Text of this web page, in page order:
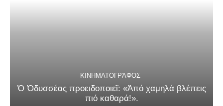
ΚΙΝΗΜΑΤΟΓΡΆΦΟΣ
Ὁ Ὀδυσσέας προειδοποιεῖ: «Ἀπό χαμηλά βλέπεις
πιό καθαρά!».